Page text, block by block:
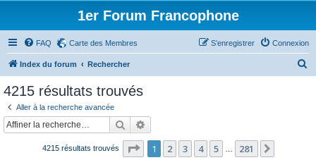
1er Forum Francophone
FAQ Carte des Membres Connexion
S’enregistrer
Index du forum Rechercher
4215 résultats trouvés
Aller à la recherche avancée
Rechercher
4215 résultats trouvés Page 1sur 281
1 2 3 4 5 281